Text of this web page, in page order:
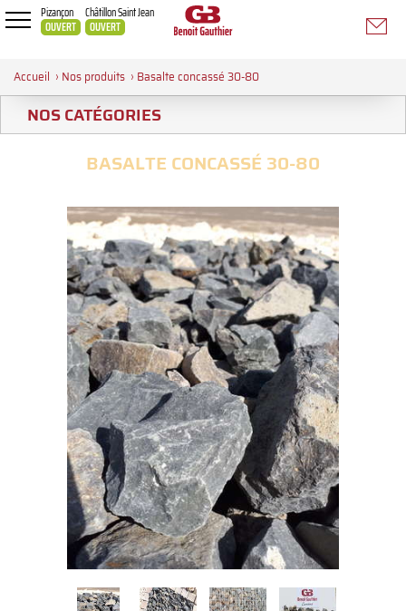
Pizançon
OUVERT
Châtillon Saint Jean
OUVERT
Accueil › Nos produits › Basalte concassé 30-80
NOS CATÉGORIES
BASALTE CONCASSÉ 30-80